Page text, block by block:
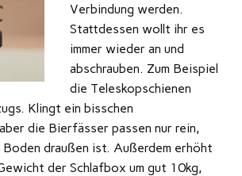
Verbindung werden.
Stattdessen wollt ihr es
immer wieder an und
abschrauben. Zum Beispiel
die Teleskopschienen
Klingt ein bisschen
die Bierfässer passen nur rein,
draußen ist. Außerdem erhöht
der Schlafbox um gut 10kg,